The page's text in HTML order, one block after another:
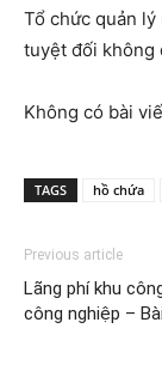
Tổ chức quản
tuyệt đối không
Không có bài
TAGS hồ chứa
Previous article
Lãng phí khu
công nghiệp –